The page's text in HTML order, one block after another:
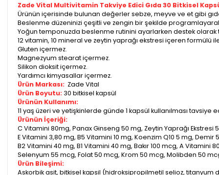
Zade Vital Multivitamin Takviye Edici Gıda 30 Bitkisel
Ürünün içerisinde bulunan değerler sebze, meyve ve et gibi
Beslenme düzeninizi çeşitli ve zengin bir şekilde
Yoğun temponuzda beslenme rutinini ayarlarken destek olarak
12 vitamin, 10 mineral ve zeytin yaprağı ekstresi içeren formülü
Gluten içermez.
Magnezyum stearat içermez.
Silikon dioksit içermez.
Yardımcı kimyasallar içermez.
Ürün Markası: Zade Vital
Ürün Boyutu: 30 bitkisel kapsül
Ürünün Kullanımı:
11 yaş üzeri ve yetişkinlerde günde 1 kapsül kullanılması tavsiye
Ürünün İçeriği:
C Vitamini 80mg, Panax Ginseng 50 mg, Zeytin Yaprağı
E Vitamini 3,80 mg, B5 Vitamini 10 mg, Koenzim Q10 5 mg,
B2 Vitamini 40 mg, B1 Vitamini 40 mg, Bakır 100 mcg, A Vitamini
Selenyum 55 mcg, Folat 50 mcg, Krom 50 mcg, Molibden 50
Ürün Bileşimi:
Askorbik asit, bitkisel kapsil (hidroksipropilmetil selioz,